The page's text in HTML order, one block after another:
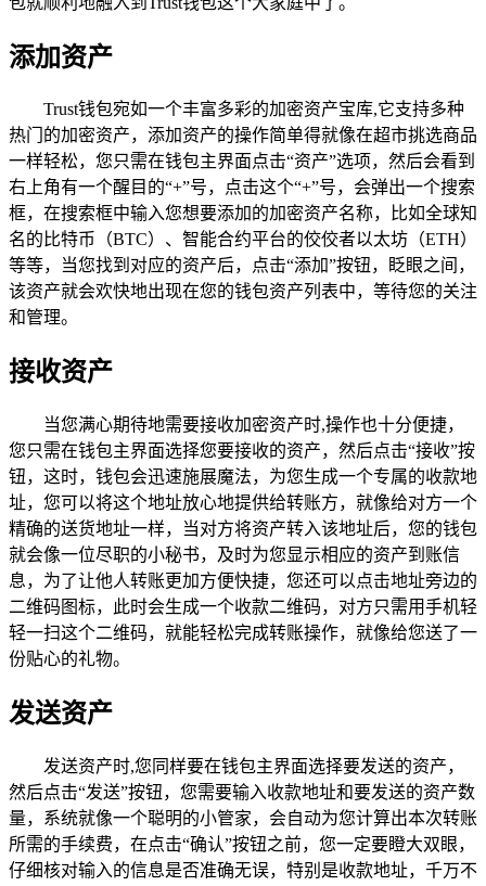
添加资产
Trust钱包宛如一个丰富多彩的加密资产宝库,它支持多种
热门的加密资产，添加资产的操作简单得就像在超市挑选商品
一样轻松，您只需在钱包主界面点击“资产”选项，然后会看到
右上角有一个醒目的“+”号，点击这个“+”号，会弹出一个搜索
框，在搜索框中输入您想要添加的加密资产名称，比如全球知
名的比特币（BTC）、智能合约平台的佼佼者以太坊（ETH）
等等，当您找到对应的资产后，点击“添加”按钮，眨眼之间，
该资产就会欢快地出现在您的钱包资产列表中，等待您的关注
和管理。
接收资产
当您满心期待地需要接收加密资产时,操作也十分便捷，
您只需在钱包主界面选择您要接收的资产，然后点击“接收”按
钮，这时，钱包会迅速施展魔法，为您生成一个专属的收款地
址，您可以将这个地址放心地提供给转账方，就像给对方一个
精确的送货地址一样，当对方将资产转入该地址后，您的钱包
就会像一位尽职的小秘书，及时为您显示相应的资产到账信
息，为了让他人转账更加方便快捷，您还可以点击地址旁边的
二维码图标，此时会生成一个收款二维码，对方只需用手机轻
轻一扫这个二维码，就能轻松完成转账操作，就像给您送了一
份贴心的礼物。
发送资产
发送资产时,您同样要在钱包主界面选择要发送的资产，
然后点击“发送”按钮，您需要输入收款地址和要发送的资产数
量，系统就像一个聪明的小管家，会自动为您计算出本次转账
所需的手续费，在点击“确认”按钮之前，您一定要瞪大双眼，
仔细核对输入的信息是否准确无误，特别是收款地址，千万不